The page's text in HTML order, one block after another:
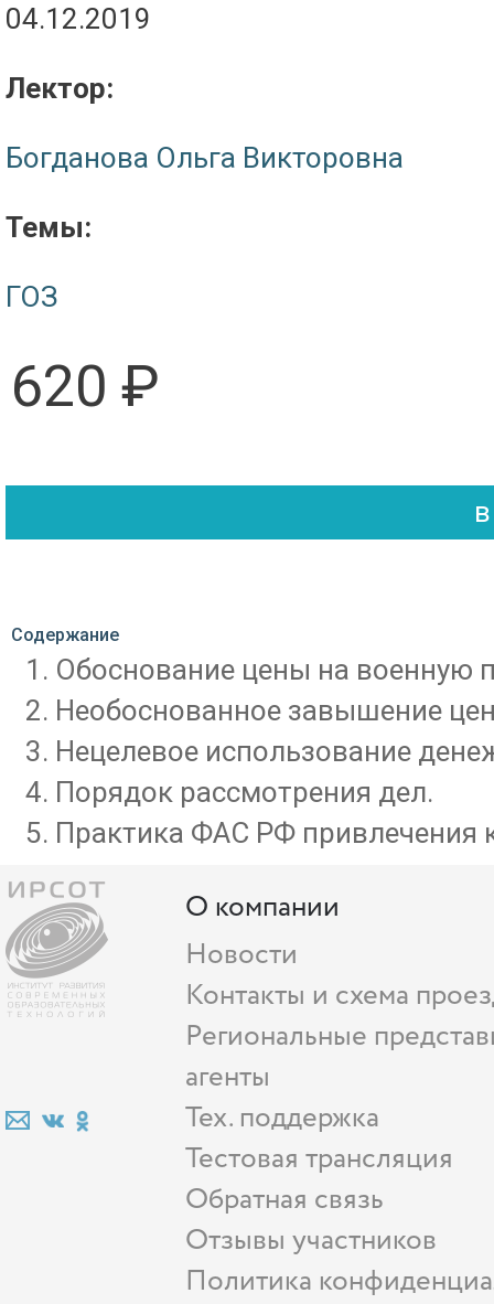
04.12.2019
Лектор:
Богданова Ольга Викторовна
Темы:
ГОЗ
620 ₽
Содержание
Обоснование цены на военную
Необоснованное завышение
Нецелевое использование
Порядок рассмотрения дел.
Практика ФАС РФ привлечения
О компании
Новости
Контакты и схема
Региональные
агенты
Тех. поддержка
Тестовая трансляция
Обратная связь
Отзывы участников
Политика